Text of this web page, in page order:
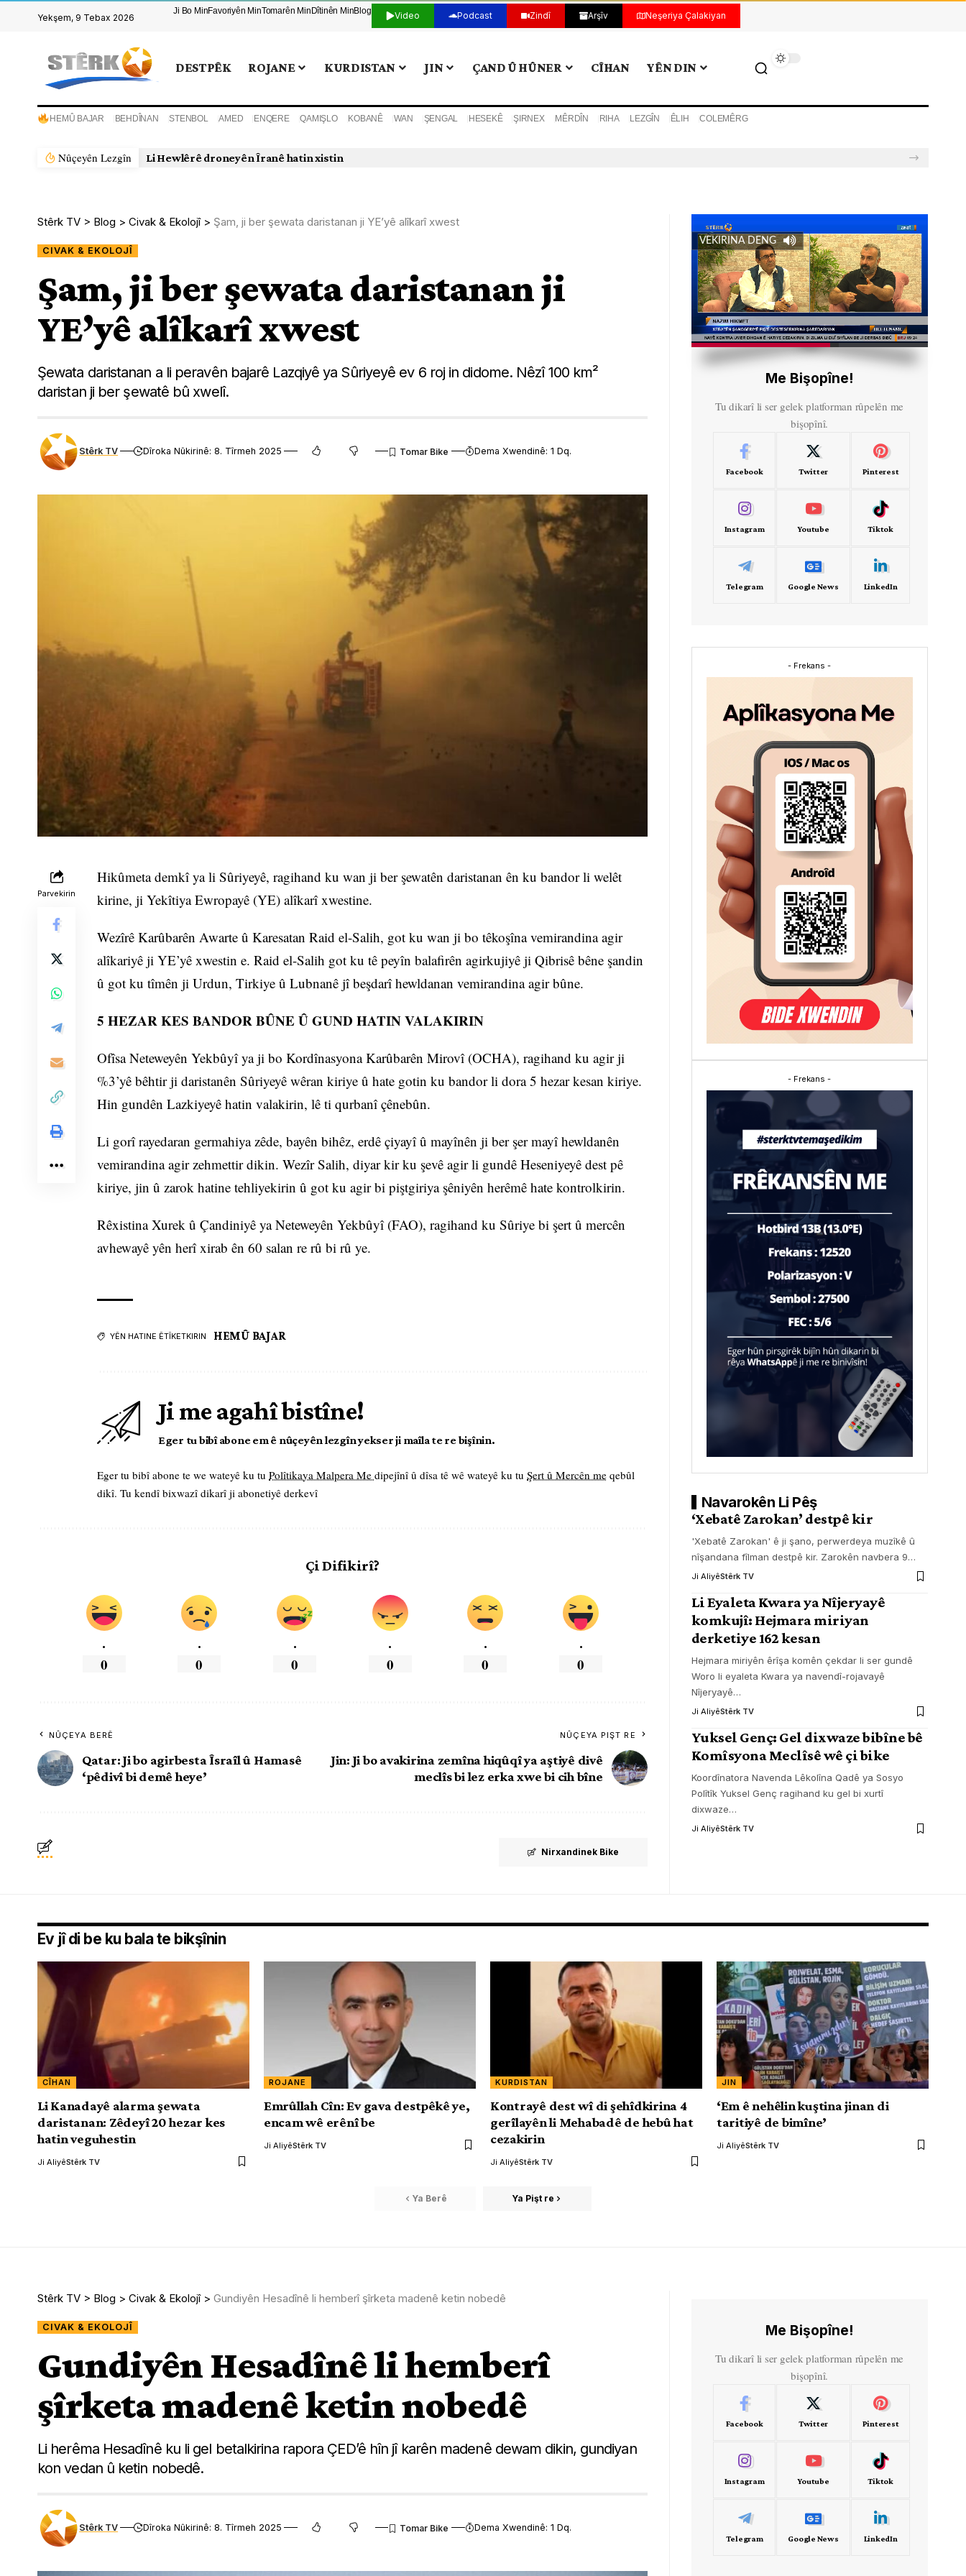
Yekşem, 9 Tebax 2026
Ji Bo MinFavoriyên MinTomarên Min Dîtinên MinBlog Video Podcast Zindî Arşîv Neşeriya Çalakiyan
DESTPÊK ROJANE KURDISTAN JIN ÇAND Û HÛNER CÎHAN YÊN DIN
HEMÛ BAJAR BEHDÎNAN STENBOL AMED ENQERE QAMIŞLO KOBANÊ WAN ŞENGAL HESEKÊ ŞIRNEX MÊRDÎN RIHA LEZGÎN ÊLIH COLEMÊRG
Nûçeyên Lezgîn Li Hewlêrê droneyên Îranê hatin xistin
Stêrk TV > Blog > Civak & Ekolojî> Şam, ji ber şewata daristanan ji YE’yê alîkarî xwest
CIVAK & EKOLOJÎ
Şam, ji ber şewata daristanan ji
YE’yê alîkarî xwest
Şewata daristanan a li peravên bajarê Lazqiyê ya Sûriyeyê ev 6 roj in didome. Nêzî 100 km²
daristan ji ber şewatê bû xwelî.
Stêrk TV Dîroka Nûkirinê: 8. Tîrmeh 2025 Dema Xwendinê: 1 Dq.
Parvekirin
Hikûmeta demkî ya li Sûriyeyê, ragihand ku wan ji ber şewatên daristanan ên ku bandor li welêt
kirine, ji Yekîtiya Ewropayê (YE) alîkarî xwestine.
Wezîrê Karûbarên Awarte û Karesatan Raid el-Salih, got ku wan ji bo têkoşîna vemirandina agir
alîkariyê ji YE’yê xwestin e. Raid el-Salih got ku tê peyîn balafirên agirkujiyê ji Qibrisê bêne şandin
û got ku tîmên ji Urdun, Tirkiye û Lubnanê jî beşdarî hewldanan vemirandina agir bûne.
5 HEZAR KES BANDOR BÛNE Û GUND HATIN VALAKIRIN
Ofîsa Neteweyên Yekbûyî ya ji bo Kordînasyona Karûbarên Mirovî (OCHA), ragihand ku agir ji
%3’yê bêhtir ji daristanên Sûriyeyê wêran kiriye û hate gotin ku bandor li dora 5 hezar kesan kiriye.
Hin gundên Lazkiyeyê hatin valakirin, lê ti qurbanî çênebûn.
Li gorî rayedaran germahiya zêde, bayên bihêz, erdê çiyayî û mayînên ji ber şer mayî hewldanên
vemirandina agir zehmettir dikin. Wezîr Salih, diyar kir ku şevê agir li gundê Heseniyeyê dest pê
kiriye, jin û zarok hatine tehliyekirin û got ku agir bi piştgiriya şêniyên herêmê hate kontrolkirin.
Rêxistina Xurek û Çandiniyê ya Neteweyên Yekbûyî (FAO), ragihand ku Sûriye bi şert û mercên
avhewayê yên herî xirab ên 60 salan re rû bi rû ye.
YÊN HATINE ÊTÎKETKIRIN HEMÛ BAJAR
Ji me agahî bistîne!
Eger tu bibî abone em ê nûçeyên lezgîn yekser ji maîla te re bişînin.
Eger tu bibî abone te we wateyê ku tu Polîtikaya Malpera Me dipejînî û dîsa tê wê wateyê ku tu Şert û Mercên me qebûl
dikî. Tu kendî bixwazî dikarî ji abonetiyê derkevî
Çi Difikirî?
.
0
.
0
.
0
.
0
.
0
.
0
NÛÇEYA BERÊ
Qatar: Ji bo agirbesta Îsraîl û Hamasê
‘pêdivî bi demê heye’
NÛÇEYA PIŞT RE
Jin: Ji bo avakirina zemîna hiqûqî ya aştiyê divê
meclîs bi lez erka xwe bi cih bîne
Nirxandinek Bike
VEKIRINA DENG
Me Bişopîne!
Tu dikarî li ser gelek platforman rûpelên me
bişopînî.
Facebook Twitter Pinterest
Instagram Youtube Tiktok
Telegram Google News LinkedIn
- Frekans -
- Frekans -
Navarokên Li Pêş
‘Xebatê Zarokan’ destpê kir
'Xebatê Zarokan' ê ji şano, perwerdeya muzîkê û
nîşandana fîlman destpê kir. Zarokên navbera 9…
Ji AliyêStêrk TV
Li Eyaleta Kwara ya Nîjeryayê
komkujî: Hejmara miriyan
derketiye 162 kesan
Hejmara miriyên êrîşa komên çekdar li ser gundê
Woro li eyaleta Kwara ya navendî-rojavayê
Nîjeryayê…
Ji AliyêStêrk TV
Yuksel Genç: Gel dixwaze bibîne bê
Komîsyona Meclîsê wê çi bike
Koordînatora Navenda Lêkolîna Qadê ya Sosyo
Polîtîk Yuksel Genç ragihand ku gel bi xurtî
dixwaze…
Ji AliyêStêrk TV
Ev jî di be ku bala te bikşînin
CÎHAN
Li Kanadayê alarma şewata
daristanan: Zêdeyî 20 hezar kes
hatin veguhestin
Ji AliyêStêrk TV
ROJANE
Emrûllah Cîn: Ev gava destpêkê ye,
encam wê erênî be
Ji AliyêStêrk TV
KURDISTAN
Kontrayê dest wî di şehîdkirina 4
gerîlayên li Mehabadê de hebû hat
cezakirin
Ji AliyêStêrk TV
JIN
‘Em ê nehêlin kuştina jinan di
taritiyê de bimîne’
Ji AliyêStêrk TV
Ya Berê Ya Pişt re
Stêrk TV > Blog > Civak & Ekolojî> Gundiyên Hesadînê li hemberî şîrketa madenê ketin nobedê
CIVAK & EKOLOJÎ
Gundiyên Hesadînê li hemberî
şîrketa madenê ketin nobedê
Li herêma Hesadînê ku li gel betalkirina rapora ÇED’ê hîn jî karên madenê dewam dikin, gundiyan
kon vedan û ketin nobedê.
Stêrk TV Dîroka Nûkirinê: 8. Tîrmeh 2025 Dema Xwendinê: 1 Dq.
Me Bişopîne!
Tu dikarî li ser gelek platforman rûpelên me
bişopînî.
Facebook Twitter Pinterest
Instagram Youtube Tiktok
Telegram Google News LinkedIn